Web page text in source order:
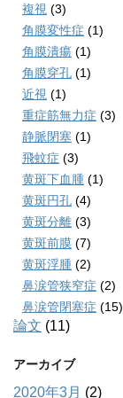
複視 (3)
角膜変性症 (1)
角膜潰瘍 (1)
角膜穿孔 (1)
近視 (1)
重症筋無力症 (3)
静脈閉塞 (1)
飛蚊症 (3)
黄斑下血腫 (1)
黄斑円孔 (4)
黄斑分離 (3)
黄斑前膜 (7)
黄斑浮腫 (2)
鼻涙管狭窄症 (2)
鼻涙管閉塞症 (15)
論文 (11)
アーカイブ
2020年3月 (2)